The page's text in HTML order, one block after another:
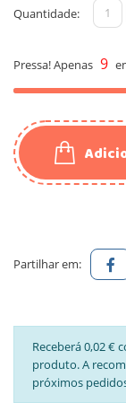
Quantidade:
Pressa! Apenas 9
Partilhar em:
Receberá 0,02 €
produto. A
próximos